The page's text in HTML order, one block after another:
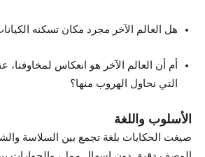
هل العالم الآخر مجرد مكان تسكنه
أم أن العالم الآخر هو انعكاس لمخاوفنا،
التي نحاول الهروب منها؟
الأسلوب واللغة
صيغت الحكايات بلغة تجمع بين السلاسة